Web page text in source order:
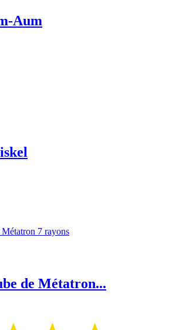
Aum
de Métatron...